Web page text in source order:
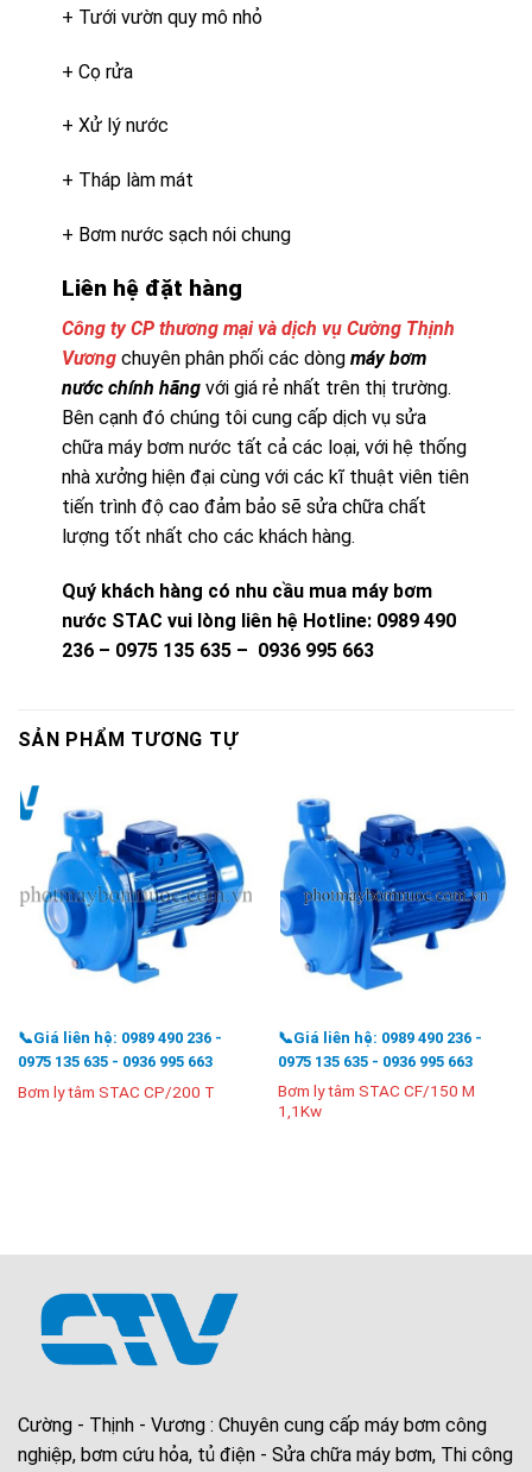
+ Tưới vườn quy mô nhỏ
+ Cọ rửa
+ Xử lý nước
+ Tháp làm mát
+ Bơm nước sạch nói chung
Liên hệ đặt hàng
Công ty CP thương mại và dịch vụ Cường Thịnh
Vương chuyên phân phối các dòng máy bơm
nước chính hãngvới giá rẻ nhất trên thị trường.
Bên cạnh đó chúng tôi cung cấp dịch vụ sửa
chữa máy bơm nước tất cả các loại, với hệ thống
nhà xưởng hiện đại cùng với các kĩ thuật viên tiên
tiến trình độ cao đảm bảo sẽ sửa chữa chất
lượng tốt nhất cho các khách hàng.
Quý khách hàng có nhu cầu mua máy bơm
nước STAC vui lòng liên hệ Hotline: 0989 490
236 – 0975 135 635 – 0936 995 663
SẢN PHẨM TƯƠNG TỰ
📞Giá liên hệ: 0989 490 236 -
0975 135 635 - 0936 995 663
Bơm ly tâm STAC CP/200 T
📞Giá liên hệ: 0989 490 236 -
0975 135 635 - 0936 995 663
Bơm ly tâm STAC CF/150 M
1,1Kw
Cường - Thịnh - Vương : Chuyên cung cấp máy bơm công
nghiệp, bơm cứu hỏa, tủ điện - Sửa chữa máy bơm, Thi công